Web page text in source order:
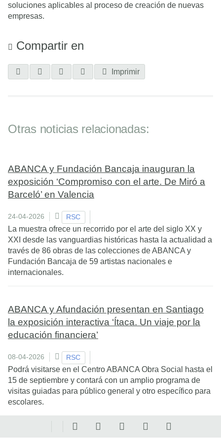
soluciones aplicables al proceso de creación de nuevas
empresas.
Compartir en
Imprimir
Otras noticias relacionadas:
ABANCA y Fundación Bancaja inauguran la
exposición ‘Compromiso con el arte. De Miró a
Barceló’ en Valencia
24-04-2026 RSC
La muestra ofrece un recorrido por el arte del siglo XX y
XXI desde las vanguardias históricas hasta la actualidad a
través de 86 obras de las colecciones de ABANCA y
Fundación Bancaja de 59 artistas nacionales e
internacionales.
ABANCA y Afundación presentan en Santiago
la exposición interactiva ‘Ítaca. Un viaje por la
educación financiera’
08-04-2026 RSC
Podrá visitarse en el Centro ABANCA Obra Social hasta el
15 de septiembre y contará con un amplio programa de
visitas guiadas para público general y otro específico para
escolares.